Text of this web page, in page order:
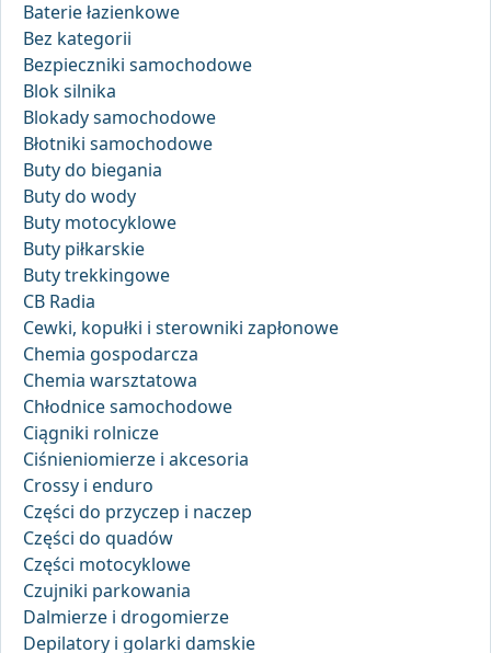
Baterie łazienkowe
Bez kategorii
Bezpieczniki samochodowe
Blok silnika
Blokady samochodowe
Błotniki samochodowe
Buty do biegania
Buty do wody
Buty motocyklowe
Buty piłkarskie
Buty trekkingowe
CB Radia
Cewki, kopułki i sterowniki zapłonowe
Chemia gospodarcza
Chemia warsztatowa
Chłodnice samochodowe
Ciągniki rolnicze
Ciśnieniomierze i akcesoria
Crossy i enduro
Części do przyczep i naczep
Części do quadów
Części motocyklowe
Czujniki parkowania
Dalmierze i drogomierze
Depilatory i golarki damskie